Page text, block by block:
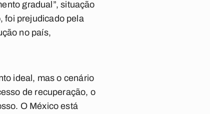
gradual”, situação
foi prejudicado pela
no país,
ideal, mas o cenário
de recuperação, o
O México está